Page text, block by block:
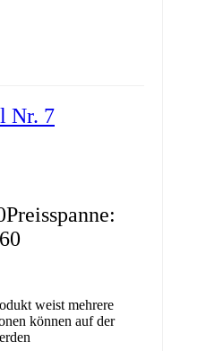
Nr. 7
Preisspanne:
weist mehrere
können auf der